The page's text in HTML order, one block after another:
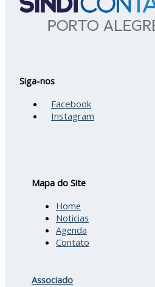
Siga-nos
Facebook
Instagram
Mapa do Site
Home
Noticias
Agenda
Contato
Associado